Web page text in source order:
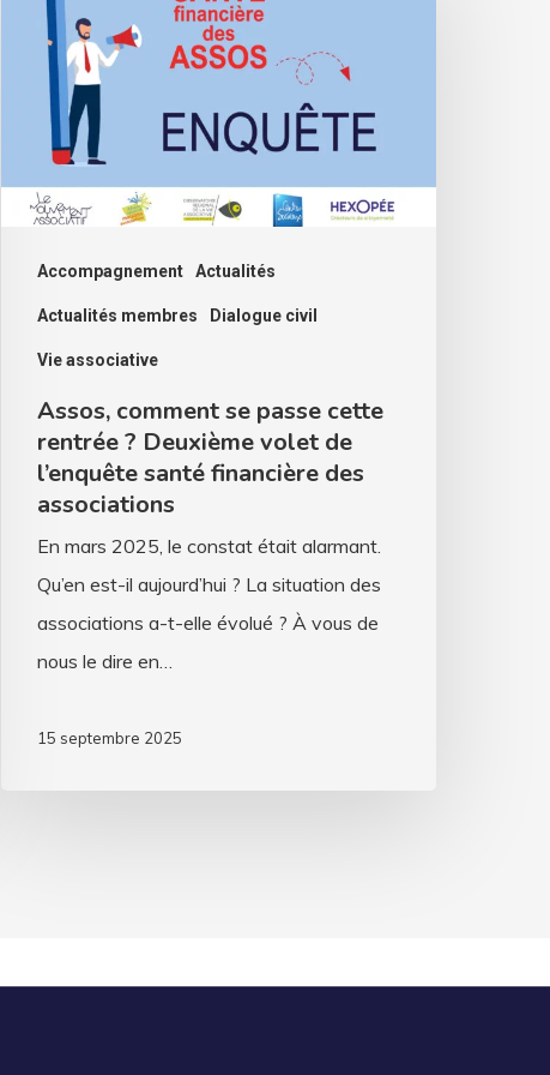
Accompagnement Actualités
Actualités membres Dialogue civil
Vie associative
passe
rentrée
?
Deuxième
volet
financière
associations
Assos, comment se passe cette
rentrée ? Deuxième volet de
l’enquête santé financière des
associations
En mars 2025, le constat était alarmant.
Qu’en est-il aujourd’hui ? La situation des
associations a-t-elle évolué ? À vous de
nous le dire en…
15 septembre 2025